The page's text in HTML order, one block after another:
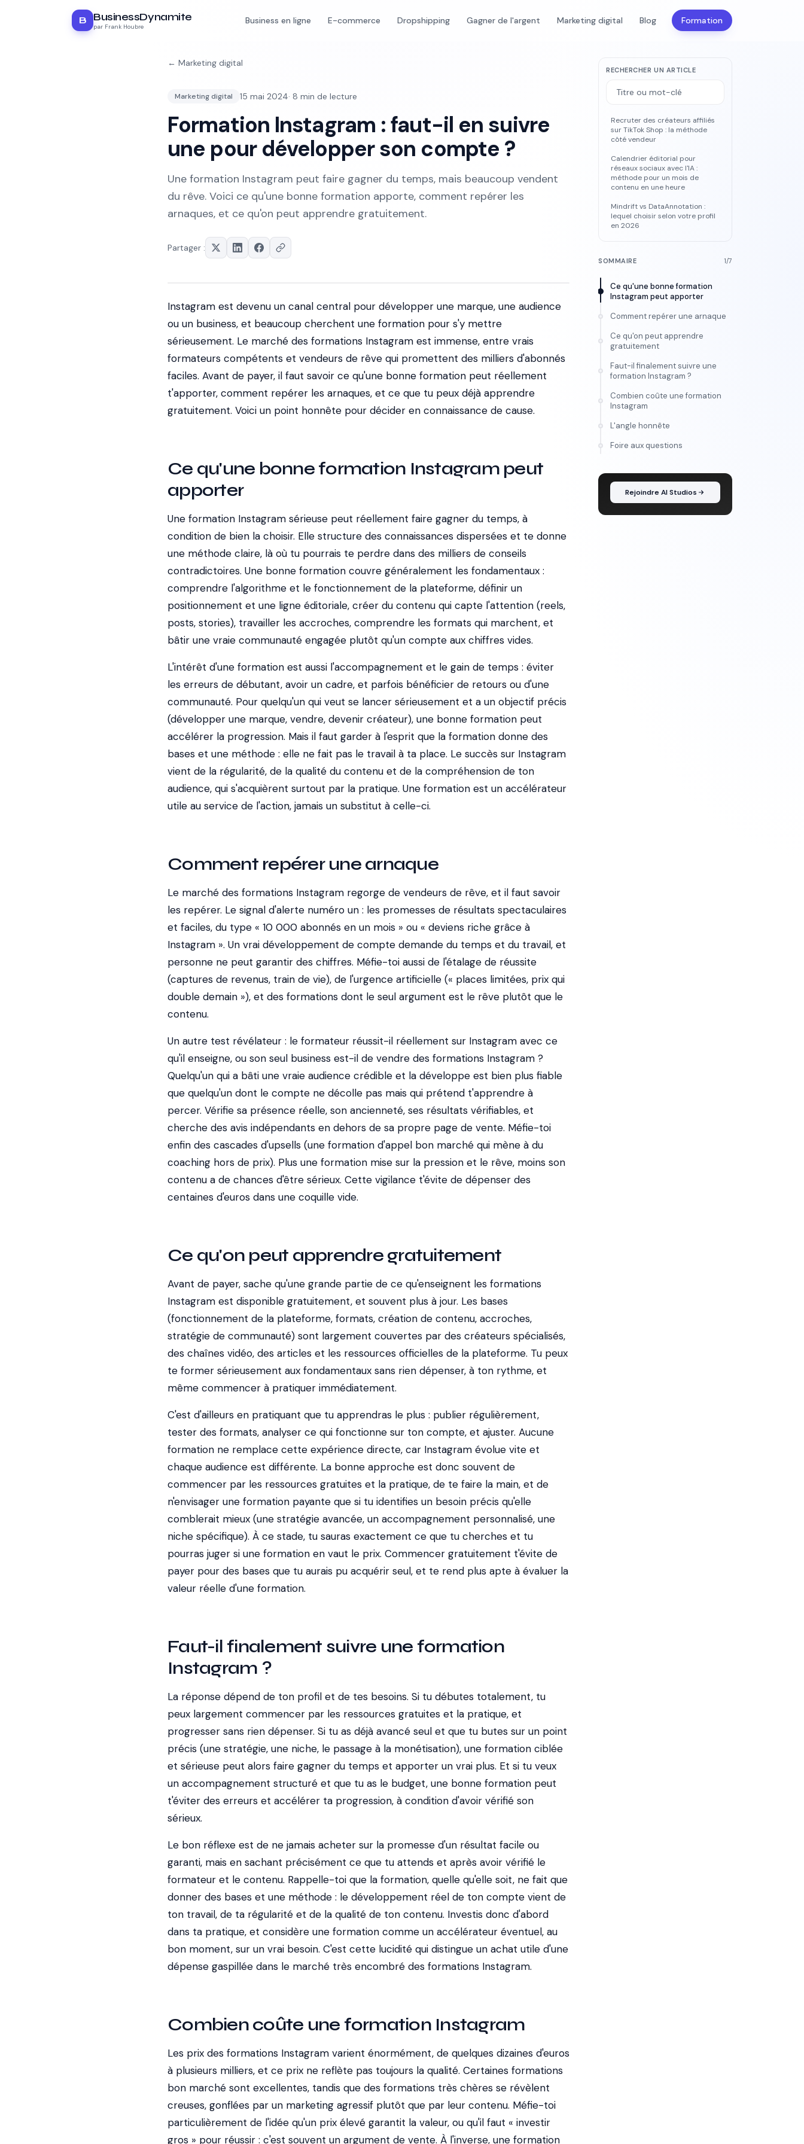
B BusinessDynamite
par Frank Houbre
Business en ligne E-commerce Dropshipping Gagner de l'argent Marketing digital Blog Formation
← Marketing digital
Marketing digital 15 mai 2024· 8 min de lecture
Formation Instagram : faut-il en suivre
une pour développer son compte ?
Une formation Instagram peut faire gagner du temps, mais beaucoup vendent
du rêve. Voici ce qu'une bonne formation apporte, comment repérer les
arnaques, et ce qu'on peut apprendre gratuitement.
Partager :
Instagram est devenu un canal central pour développer une marque, une audience
ou un business, et beaucoup cherchent une formation pour s'y mettre
sérieusement. Le marché des formations Instagram est immense, entre vrais
formateurs compétents et vendeurs de rêve qui promettent des milliers d'abonnés
faciles. Avant de payer, il faut savoir ce qu'une bonne formation peut réellement
t'apporter, comment repérer les arnaques, et ce que tu peux déjà apprendre
gratuitement. Voici un point honnête pour décider en connaissance de cause.
Ce qu'une bonne formation Instagram peut
apporter
Une formation Instagram sérieuse peut réellement faire gagner du temps, à
condition de bien la choisir. Elle structure des connaissances dispersées et te donne
une méthode claire, là où tu pourrais te perdre dans des milliers de conseils
contradictoires. Une bonne formation couvre généralement les fondamentaux :
comprendre l'algorithme et le fonctionnement de la plateforme, définir un
positionnement et une ligne éditoriale, créer du contenu qui capte l'attention (reels,
posts, stories), travailler les accroches, comprendre les formats qui marchent, et
bâtir une vraie communauté engagée plutôt qu'un compte aux chiffres vides.
L'intérêt d'une formation est aussi l'accompagnement et le gain de temps : éviter
les erreurs de débutant, avoir un cadre, et parfois bénéficier de retours ou d'une
communauté. Pour quelqu'un qui veut se lancer sérieusement et a un objectif précis
(développer une marque, vendre, devenir créateur), une bonne formation peut
accélérer la progression. Mais il faut garder à l'esprit que la formation donne des
bases et une méthode : elle ne fait pas le travail à ta place. Le succès sur Instagram
vient de la régularité, de la qualité du contenu et de la compréhension de ton
audience, qui s'acquièrent surtout par la pratique. Une formation est un accélérateur
utile au service de l'action, jamais un substitut à celle-ci.
Comment repérer une arnaque
Le marché des formations Instagram regorge de vendeurs de rêve, et il faut savoir
les repérer. Le signal d'alerte numéro un : les promesses de résultats spectaculaires
et faciles, du type « 10 000 abonnés en un mois » ou « deviens riche grâce à
Instagram ». Un vrai développement de compte demande du temps et du travail, et
personne ne peut garantir des chiffres. Méfie-toi aussi de l'étalage de réussite
(captures de revenus, train de vie), de l'urgence artificielle (« places limitées, prix qui
double demain »), et des formations dont le seul argument est le rêve plutôt que le
contenu.
Un autre test révélateur : le formateur réussit-il réellement sur Instagram avec ce
qu'il enseigne, ou son seul business est-il de vendre des formations Instagram ?
Quelqu'un qui a bâti une vraie audience crédible et la développe est bien plus fiable
que quelqu'un dont le compte ne décolle pas mais qui prétend t'apprendre à
percer. Vérifie sa présence réelle, son ancienneté, ses résultats vérifiables, et
cherche des avis indépendants en dehors de sa propre page de vente. Méfie-toi
enfin des cascades d'upsells (une formation d'appel bon marché qui mène à du
coaching hors de prix). Plus une formation mise sur la pression et le rêve, moins son
contenu a de chances d'être sérieux. Cette vigilance t'évite de dépenser des
centaines d'euros dans une coquille vide.
Ce qu'on peut apprendre gratuitement
Avant de payer, sache qu'une grande partie de ce qu'enseignent les formations
Instagram est disponible gratuitement, et souvent plus à jour. Les bases
(fonctionnement de la plateforme, formats, création de contenu, accroches,
stratégie de communauté) sont largement couvertes par des créateurs spécialisés,
des chaînes vidéo, des articles et les ressources officielles de la plateforme. Tu peux
te former sérieusement aux fondamentaux sans rien dépenser, à ton rythme, et
même commencer à pratiquer immédiatement.
C'est d'ailleurs en pratiquant que tu apprendras le plus : publier régulièrement,
tester des formats, analyser ce qui fonctionne sur ton compte, et ajuster. Aucune
formation ne remplace cette expérience directe, car Instagram évolue vite et
chaque audience est différente. La bonne approche est donc souvent de
commencer par les ressources gratuites et la pratique, de te faire la main, et de
n'envisager une formation payante que si tu identifies un besoin précis qu'elle
comblerait mieux (une stratégie avancée, un accompagnement personnalisé, une
niche spécifique). À ce stade, tu sauras exactement ce que tu cherches et tu
pourras juger si une formation en vaut le prix. Commencer gratuitement t'évite de
payer pour des bases que tu aurais pu acquérir seul, et te rend plus apte à évaluer la
valeur réelle d'une formation.
Faut-il finalement suivre une formation
Instagram ?
La réponse dépend de ton profil et de tes besoins. Si tu débutes totalement, tu
peux largement commencer par les ressources gratuites et la pratique, et
progresser sans rien dépenser. Si tu as déjà avancé seul et que tu butes sur un point
précis (une stratégie, une niche, le passage à la monétisation), une formation ciblée
et sérieuse peut alors faire gagner du temps et apporter un vrai plus. Et si tu veux
un accompagnement structuré et que tu as le budget, une bonne formation peut
t'éviter des erreurs et accélérer ta progression, à condition d'avoir vérifié son
sérieux.
Le bon réflexe est de ne jamais acheter sur la promesse d'un résultat facile ou
garanti, mais en sachant précisément ce que tu attends et après avoir vérifié le
formateur et le contenu. Rappelle-toi que la formation, quelle qu'elle soit, ne fait que
donner des bases et une méthode : le développement réel de ton compte vient de
ton travail, de ta régularité et de la qualité de ton contenu. Investis donc d'abord
dans ta pratique, et considère une formation comme un accélérateur éventuel, au
bon moment, sur un vrai besoin. C'est cette lucidité qui distingue un achat utile d'une
dépense gaspillée dans le marché très encombré des formations Instagram.
Combien coûte une formation Instagram
Les prix des formations Instagram varient énormément, de quelques dizaines d'euros
à plusieurs milliers, et ce prix ne reflète pas toujours la qualité. Certaines formations
bon marché sont excellentes, tandis que des formations très chères se révèlent
creuses, gonflées par un marketing agressif plutôt que par leur contenu. Méfie-toi
particulièrement de l'idée qu'un prix élevé garantit la valeur, ou qu'il faut « investir
gros » pour réussir : c'est souvent un argument de vente. À l'inverse, une formation
RECHERCHER UN ARTICLE
Recruter des créateurs affiliés
sur TikTok Shop : la méthode
côté vendeur
Calendrier éditorial pour
réseaux sociaux avec l'IA :
méthode pour un mois de
contenu en une heure
Mindrift vs DataAnnotation :
lequel choisir selon votre profil
en 2026
SOMMAIRE 1/7
Ce qu'une bonne formation
Instagram peut apporter
Comment repérer une arnaque
Ce qu'on peut apprendre
gratuitement
Faut-il finalement suivre une
formation Instagram ?
Combien coûte une formation
Instagram
L'angle honnête
Foire aux questions
Rejoindre AI Studios